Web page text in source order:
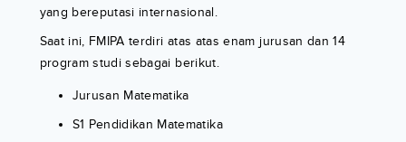
yang bereputasi internasional.
Saat ini, FMIPA terdiri atas atas enam jurusan dan 14
program studi sebagai berikut.
Jurusan Matematika
S1 Pendidikan Matematika